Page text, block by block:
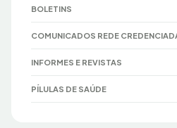
BOLETINS
COMUNICADOS REDE
INFORMES E REVISTAS
PÍLULAS DE SAÚDE